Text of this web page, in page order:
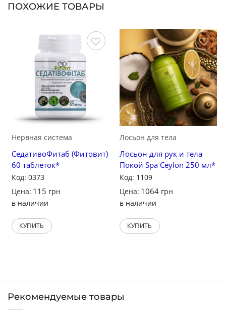
ПОХОЖИЕ ТОВАРЫ
Сохранить
Нервная система
СедативоФитаб (Фитовит)
60 таблеток*
Код: 0373
Цена: 115 грн
в наличии
КУПИТЬ
Сохранить
Лосьон для тела
Лосьон для рук и тела
Покой Spa Ceylon 250 мл*
Код: 1109
Цена: 1064 грн
в наличии
КУПИТЬ
Рекомендуемые товары